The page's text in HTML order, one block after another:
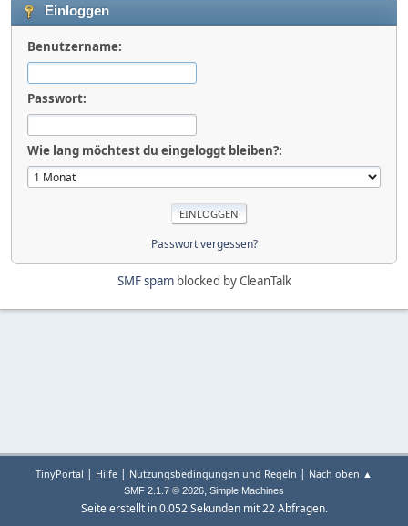
Einloggen
Benutzername:
Passwort:
Wie lang möchtest du eingeloggt bleiben?:
Passwort vergessen?
SMF spamblocked by CleanTalk
TinyPortal | Hilfe | Nutzungsbedingungen und Regeln | Nach oben ▲
SMF 2.1.7 © 2026, Simple Machines
Seite erstellt in 0.052 Sekunden mit 22 Abfragen.